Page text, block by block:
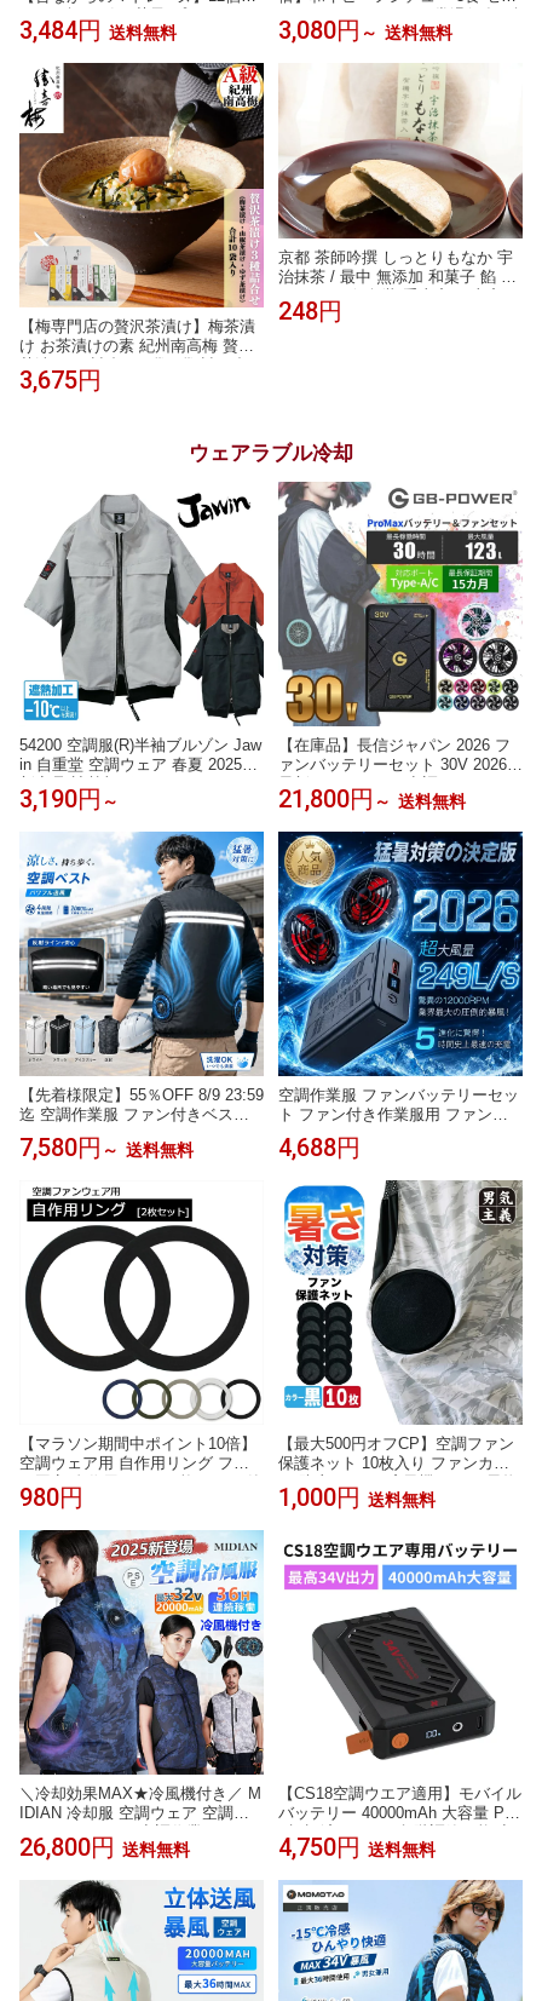
ット ギフト箱お菓子 プレゼント
ギフト 手土産 母の日 手土産 内祝
お祝いに 出産祝い お中元 お返し
御歳暮 入学祝い 入社祝い 日持ち1
週間以上 景品
3,484円 送料無料
ト スエヒロ レトルト 常温保存 ギ
フト 贈り物 お礼 高級 牛肉 惣菜
お試し 詰め合わせ 保存食 お返し
手土産 グルメ
3,080円 ～ 送料無料
【梅専門店の贅沢茶漬け】梅茶漬
け お茶漬けの素 紀州南高梅 贅沢
せ 食べ比べ お茶漬け 高級 ご飯の
3,675円
京都 茶師吟撰 しっとりもなか 宇
治抹茶 / 最中 無添加 和菓子 餡 あ
んこ あん 個包装 手土産 お土産 お
取り寄せ /
248円
ウェアラブル冷却
54200 空調服(R)半袖ブルゾン Jaw
in 自重堂 空調ウェア 春夏 2025年
新商品 遮熱加工 サイドファン
3,190円 ～
【在庫品】長信ジャパン 2026 フ
ァンバッテリーセット 30V 2026
最新 GB-POWER 空調 GB430PD
GFX GFXS 空調 作業服 (30V専用
充電 空調ウェア EFウェア 超大風
量 作業着 釣り キャンプ 熱中症対
策 30v ファンバッテリーセット 冷
却 ゴルフ
21,800円 ～ 送料無料
【先着様限定】55％OFF 8/9 23:59
迄 空調作業服 ファン付きベスト
空調ベスト 2024新設計 4段階風量
20000mAh大容量バッテリー ファ
ファン付き作業服 超軽量 大風量 9
枚ファン UPF50+熱中症対策ブル
ー〜ブラック
7,580円 ～ 送料無料
空調作業服 ファンバッテリーセッ
ト ファン付き作業服用 ファン空
調 服 空調ウェア ファン付き作業
着 作業服ファン 大風量 PSE認証
症対策 屋外作業 工事現場
4,688円
【マラソン期間中ポイント10倍】
空調ウェア用 自作用リング ファ
ン固定 自作用パーツ 2枚セット 簡
単取り付け 穴径調整 落下防止 補
ン用 アイロン不要 縫い付け不要
穴を開けて挟むだけ 簡単 自作 空
調作業服 作業着 DIY リング リメ
イク
980円
【最大500円オフCP】空調ファン
保護ネット 10枚入り ファンカバ
ー 防塵 ネット 扇風機カバー 異物
混入防止 ほこり 落ち葉 侵入防止
AX-ASIAN 508 酷暑
1,000円 送料無料
＼冷却効果MAX★冷風機付き／ M
IDIAN 冷却服 空調ウェア 空調ベ
スト フルセット 空調作業服 ファ
ン付き 作業着 業界最強32V 扇風
付き ファンベスト 5段階 36h連続
エアコン服 薄型 UVカット 建設
倉庫作業 外仕事 猛暑対策 男女兼
26,800円 送料無料
【CS18空調ウエア適用】モバイル
バッテリー 40000mAh 大容量 PS
E認証済み 34V 4段階調節可能 空
調ウェア用 バッテリー おすすめ
4,750円 送料無料